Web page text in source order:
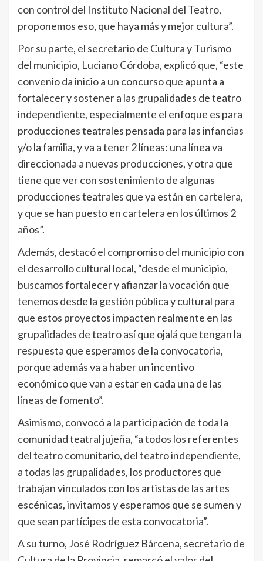
con control del Instituto Nacional del Teatro,
proponemos eso, que haya más y mejor cultura”.
Por su parte, el secretario de Cultura y Turismo
del municipio, Luciano Córdoba, explicó que, “este
convenio da inicio a un concurso que apunta a
fortalecer y sostener a las grupalidades de teatro
independiente, especialmente el enfoque es para
producciones teatrales pensada para las infancias
y/o la familia, y va a tener 2 líneas: una línea va
direccionada a nuevas producciones, y otra que
tiene que ver con sostenimiento de algunas
producciones teatrales que ya están en cartelera,
y que se han puesto en cartelera en los últimos 2
años”.
Además, destacó el compromiso del municipio con
el desarrollo cultural local, “desde el municipio,
buscamos fortalecer y afianzar la vocación que
tenemos desde la gestión pública y cultural para
que estos proyectos impacten realmente en las
grupalidades de teatro así que ojalá que tengan la
respuesta que esperamos de la convocatoria,
porque además va a haber un incentivo
económico que van a estar en cada una de las
líneas de fomento”.
Asimismo, convocó a la participación de toda la
comunidad teatral jujeña, “a todos los referentes
del teatro comunitario, del teatro independiente,
a todas las grupalidades, los productores que
trabajan vinculados con los artistas de las artes
escénicas, invitamos y esperamos que se sumen y
que sean partícipes de esta convocatoria”.
A su turno, José Rodríguez Bárcena, secretario de